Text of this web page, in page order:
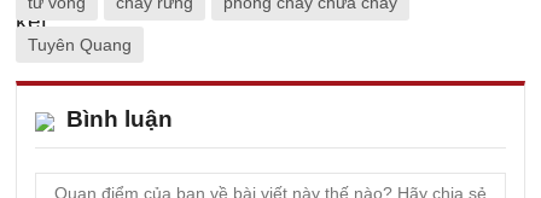
Tuyên Quang
Bình luận